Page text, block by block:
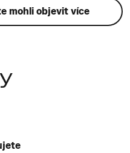
mohli objevit více